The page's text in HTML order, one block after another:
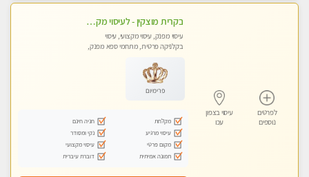
לפרטים
נוספים
עיסוי בצפון
עכו
בקרית מוצקין - לעיסוי מקצועי ואיכותי מומלץ מאוד!! מעסה פרטית בוא ותבין מזה עיסוי … ❤️ ללא מין !!
עיסוי מפנק, עיסוי מקצועי, עיסוי
בקלניקה פרטית, מתחמי ספא מפנק,
פרימיום
מקלחת
חניה חינם
עיסוי מרגיע
נקי ומסודר
מקום פרטי
עיסוי מקצועי
תמונה אמיתית
דוברת עיברית